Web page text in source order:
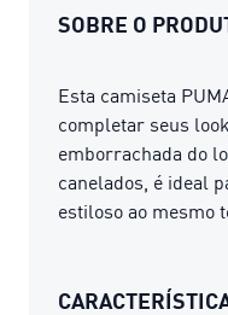
SOBRE O
Esta camiseta
completar seus
emborrachada do
canelados, é ideal
estiloso ao mesmo